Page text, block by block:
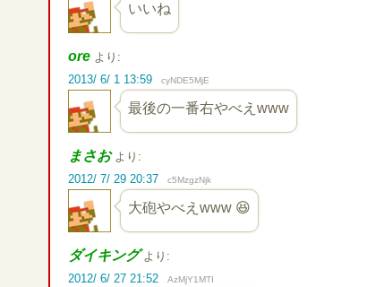
いいね
ore より:
2013/ 6/ 1 13:59
cyNDE5MjE
最後の一番右やべえwww
まさお より:
2012/ 7/ 29 20:37
c5MzgzNjk
大砲やべえwww 😆
ダイキング より:
2012/ 6/ 27 21:52
AzMjY1MTI